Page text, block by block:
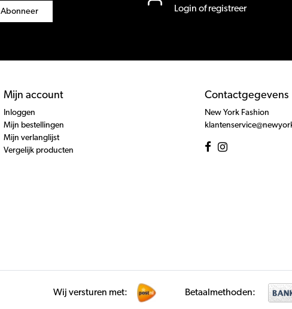
Abonneer
Login of registreer
Mijn account
Inloggen
Mijn bestellingen
Mijn verlanglijst
Vergelijk producten
Contactgegevens
New York Fashion
Wij versturen met: Betaalmethoden: